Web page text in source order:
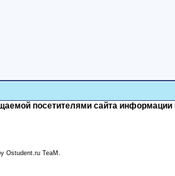
посетителями сайта информации
Ostudent.ru TeaM.